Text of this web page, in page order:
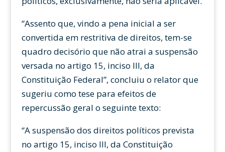
“Assento que, vindo a pena inicial a ser
convertida em restritiva de direitos, tem-se
quadro decisório que não atrai a suspensão
versada no artigo 15, inciso III, da
Constituição Federal”, concluiu o relator que
sugeriu como tese para efeitos de
repercussão geral o seguinte texto:
“A suspensão dos direitos políticos prevista
no artigo 15, inciso III, da Constituição